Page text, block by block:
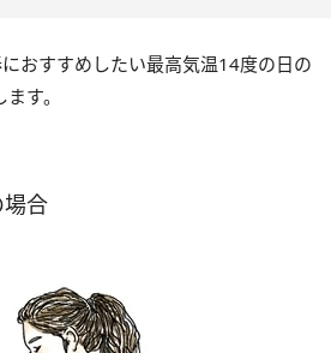
おすすめしたい最高気温14度の日の
す。
合